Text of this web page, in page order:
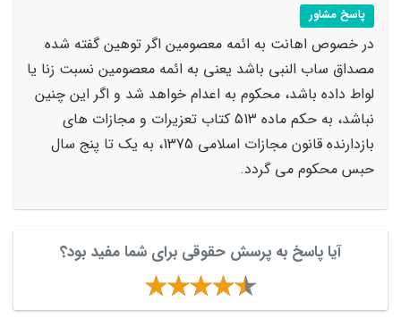
پاسخ مشاور
در خصوص اهانت به ائمه معصومین اگر توهین گفته شده
مصداق ساب النبی باشد یعنی به ائمه معصومین نسبت زنا یا
لواط داده باشد، محکوم به اعدام خواهد شد و اگر این چنین
نباشد، به حکم ماده 513 کتاب تعزیرات و مجازات های
بازدارنده قانون مجازات اسلامی 1375، به یک تا پنج سال
حبس محکوم می گردد.
آیا پاسخ به پرسش حقوقی برای شما مفید بود؟